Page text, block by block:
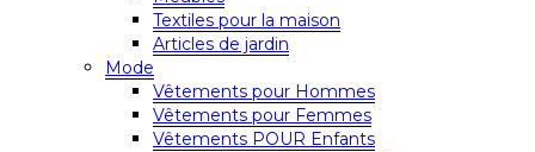
Textiles pour la maison
Articles de jardin
Mode
Vêtements pour Hommes
Vêtements pour Femmes
Vêtements POUR Enfants